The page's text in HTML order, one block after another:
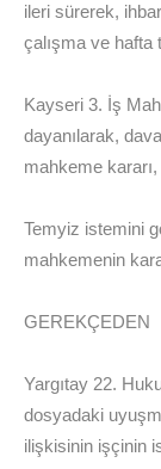
ileri sürerek,
çalışma ve hafta
Kayseri 3. İş
dayanılarak,
mahkeme
Temyiz istemini
mahkemenin
GEREKÇEDEN
Yargıtay 22.
dosyadaki
ilişkisinin işçinin